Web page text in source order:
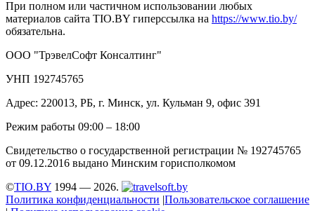
При полном или частичном использовании любых
материалов сайта TIO.BY гиперссылка на https://www.tio.by/
обязательна.
ООО "ТрэвелСофт Консалтинг"
УНП 192745765
Адрес: 220013, РБ, г. Минск, ул. Кульман 9, офис 391
Режим работы 09:00 – 18:00
Свидетельство о государственной регистрации № 192745765
от 09.12.2016 выдано Минским горисполкомом
©TIO.BY 1994 — 2026.
Политика конфиденциальности |Пользовательское соглашение